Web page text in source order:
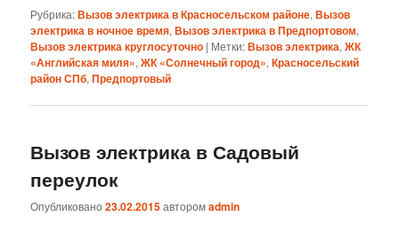
Рубрика:Вызов электрика в Красносельском районе,Вызов
электрика в ночное время,Вызов электрика в Предпортовом,
Вызов электрика круглосуточно | Метки:Вызов электрика,ЖК
«Английская миля»,ЖК «Солнечный город»,Красносельский
район СПб,Предпортовый
Вызов электрика в Садовый
переулок
Опубликовано23.02.2015авторомadmin